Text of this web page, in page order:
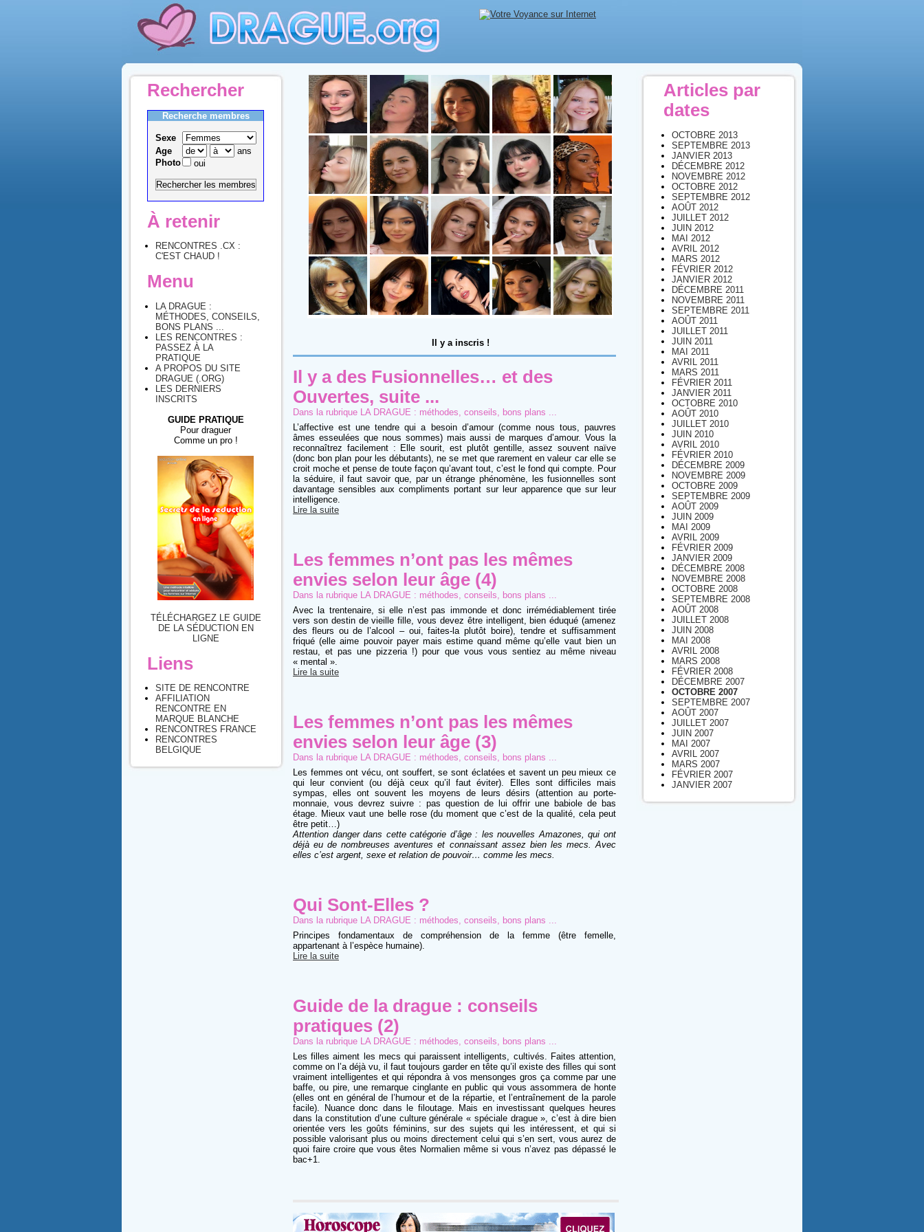
Rechercher
Recherche membres
Sexe
Age
ans
Photo
oui
À retenir
RENCONTRES .CX :
C'EST CHAUD !
Menu
LA DRAGUE :
MÉTHODES, CONSEILS,
BONS PLANS ...
LES RENCONTRES :
PASSEZ À LA
PRATIQUE
A PROPOS DU SITE
DRAGUE (.ORG)
LES DERNIERS
INSCRITS
GUIDE PRATIQUE
Pour draguer
Comme un pro !
TÉLÉCHARGEZ LE GUIDE
DE LA SÉDUCTION EN
LIGNE
Liens
SITE DE RENCONTRE
AFFILIATION
RENCONTRE EN
MARQUE BLANCHE
RENCONTRES FRANCE
RENCONTRES
BELGIQUE
Il y a inscris !
Il y a des Fusionnelles… et des
Ouvertes, suite ...
Dans la rubrique LA DRAGUE : méthodes, conseils, bons plans ...
L’affective est une tendre qui a besoin d’amour (comme nous tous, pauvres
âmes esseulées que nous sommes) mais aussi de marques d’amour. Vous la
reconnaîtrez facilement : Elle sourit, est plutôt gentille, assez souvent naïve
(donc bon plan pour les débutants), ne se met que rarement en valeur car elle se
croit moche et pense de toute façon qu’avant tout, c’est le fond qui compte. Pour
la séduire, il faut savoir que, par un étrange phénomène, les fusionnelles sont
davantage sensibles aux compliments portant sur leur apparence que sur leur
intelligence.
Lire la suite
Les femmes n’ont pas les mêmes
envies selon leur âge (4)
Dans la rubrique
LA DRAGUE : méthodes, conseils, bons plans ...
Avec la trentenaire, si elle n’est pas immonde et donc irrémédiablement tirée
vers son destin de vieille fille, vous devez être intelligent, bien éduqué (amenez
des fleurs ou de l’alcool – oui, faites-la plutôt boire), tendre et suffisamment
friqué (elle aime pouvoir payer mais estime quand même qu’elle vaut bien un
restau, et pas une pizzeria !) pour que vous vous sentiez au même niveau
« mental ».
Lire la suite
Les femmes n’ont pas les mêmes
envies selon leur âge (3)
Dans la rubrique
LA DRAGUE : méthodes, conseils, bons plans ...
Les femmes ont vécu, ont souffert, se sont éclatées et savent un peu mieux ce
qui leur convient (ou déjà ceux qu’il faut éviter). Elles sont difficiles mais
sympas, elles ont souvent les moyens de leurs désirs (attention au porte-
monnaie, vous devrez suivre : pas question de lui offrir une babiole de bas
étage. Mieux vaut une belle rose (du moment que c’est de la qualité, cela peut
être petit…)
Attention danger dans cette catégorie d’âge : les nouvelles Amazones, qui ont
déjà eu de nombreuses aventures et connaissant assez bien les mecs. Avec
elles c’est argent, sexe et relation de pouvoir… comme les mecs.
Qui Sont-Elles ?
Dans la rubrique
LA DRAGUE : méthodes, conseils, bons plans ...
Principes fondamentaux de compréhension de la femme (être femelle,
appartenant à l’espèce humaine).
Lire la suite
Guide de la drague : conseils
pratiques (2)
Dans la rubrique
LA DRAGUE : méthodes, conseils, bons plans ...
Les filles aiment les mecs qui paraissent intelligents, cultivés. Faites attention,
comme on l’a déjà vu, il faut toujours garder en tête qu’il existe des filles qui sont
vraiment intelligentes et qui répondra à vos mensonges gros ça comme par une
baffe, ou pire, une remarque cinglante en public qui vous assommera de honte
(elles ont en général de l’humour et de la répartie, et l’entraînement de la parole
facile). Nuance donc dans le filoutage. Mais en investissant quelques heures
dans la constitution d’une culture générale « spéciale drague », c’est à dire bien
orientée vers les goûts féminins, sur des sujets qui les intéressent, et qui si
possible valorisant plus ou moins directement celui qui s’en sert, vous aurez de
quoi faire croire que vous êtes Normalien même si vous n’avez pas dépassé le
bac+1.
Articles par
dates
OCTOBRE 2013
SEPTEMBRE 2013
JANVIER 2013
DÉCEMBRE 2012
NOVEMBRE 2012
OCTOBRE 2012
SEPTEMBRE 2012
AOÛT 2012
JUILLET 2012
JUIN 2012
MAI 2012
AVRIL 2012
MARS 2012
FÉVRIER 2012
JANVIER 2012
DÉCEMBRE 2011
NOVEMBRE 2011
SEPTEMBRE 2011
AOÛT 2011
JUILLET 2011
JUIN 2011
MAI 2011
AVRIL 2011
MARS 2011
FÉVRIER 2011
JANVIER 2011
OCTOBRE 2010
AOÛT 2010
JUILLET 2010
JUIN 2010
AVRIL 2010
FÉVRIER 2010
DÉCEMBRE 2009
NOVEMBRE 2009
OCTOBRE 2009
SEPTEMBRE 2009
AOÛT 2009
JUIN 2009
MAI 2009
AVRIL 2009
FÉVRIER 2009
JANVIER 2009
DÉCEMBRE 2008
NOVEMBRE 2008
OCTOBRE 2008
SEPTEMBRE 2008
AOÛT 2008
JUILLET 2008
JUIN 2008
MAI 2008
AVRIL 2008
MARS 2008
FÉVRIER 2008
DÉCEMBRE 2007
OCTOBRE 2007
SEPTEMBRE 2007
AOÛT 2007
JUILLET 2007
JUIN 2007
MAI 2007
AVRIL 2007
MARS 2007
FÉVRIER 2007
JANVIER 2007